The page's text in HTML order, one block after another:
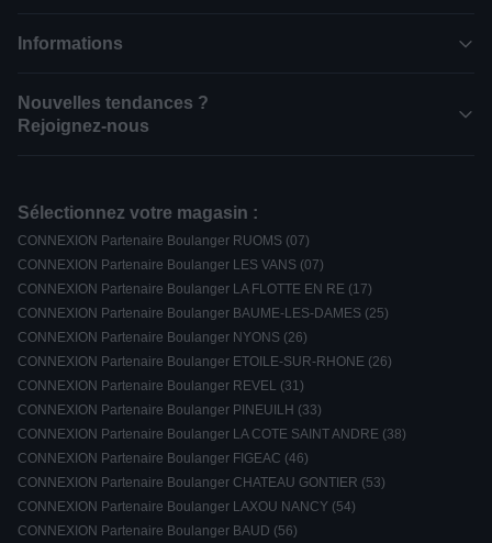
Informations
Nouvelles tendances ?
Rejoignez-nous
Sélectionnez votre magasin :
CONNEXION Partenaire Boulanger RUOMS (07)
CONNEXION Partenaire Boulanger LES VANS (07)
CONNEXION Partenaire Boulanger LA FLOTTE EN RE (17)
CONNEXION Partenaire Boulanger BAUME-LES-DAMES (25)
CONNEXION Partenaire Boulanger NYONS (26)
CONNEXION Partenaire Boulanger ETOILE-SUR-RHONE (26)
CONNEXION Partenaire Boulanger REVEL (31)
CONNEXION Partenaire Boulanger PINEUILH (33)
CONNEXION Partenaire Boulanger LA COTE SAINT ANDRE (38)
CONNEXION Partenaire Boulanger FIGEAC (46)
CONNEXION Partenaire Boulanger CHATEAU GONTIER (53)
CONNEXION Partenaire Boulanger LAXOU NANCY (54)
CONNEXION Partenaire Boulanger BAUD (56)